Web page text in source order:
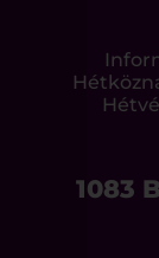
1083